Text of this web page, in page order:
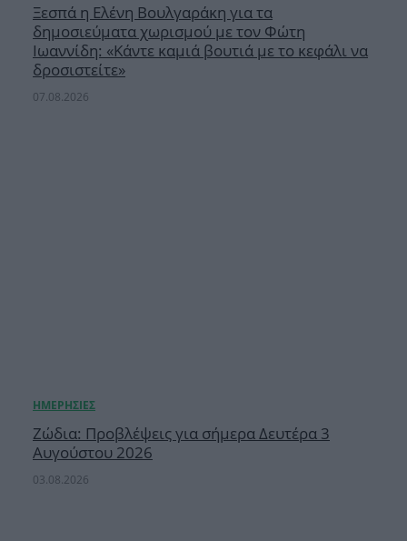
Ξεσπά η Ελένη Βουλγαράκη για τα
δημοσιεύματα χωρισμού με τον Φώτη
Ιωαννίδη: «Κάντε καμιά βουτιά με το κεφάλι να
δροσιστείτε»
07.08.2026
Ζώδια: Προβλέψεις για σήμερα Δευτέρα 3
Αυγούστου 2026
03.08.2026